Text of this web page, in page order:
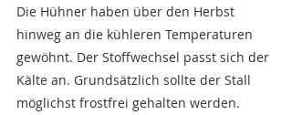
Die Hühner haben über den Herbst
hinweg an die kühleren Temperaturen
gewöhnt. Der Stoffwechsel passt sich der
Kälte an. Grundsätzlich sollte der Stall
möglichst frostfrei gehalten werden.